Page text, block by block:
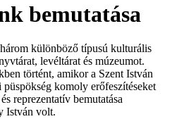
bemutatása
különböző típusú kulturális
levéltárat és múzeumot.
történt, amikor a Szent István
komoly erőfeszítéseket
reprezentatív bemutatása
István volt.